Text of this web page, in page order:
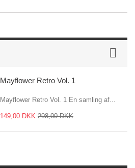
Mayflower Retro Vol. 1
Mayflower Retro Vol. 1 En samling af...
149,00 DKK 298,00 DKK